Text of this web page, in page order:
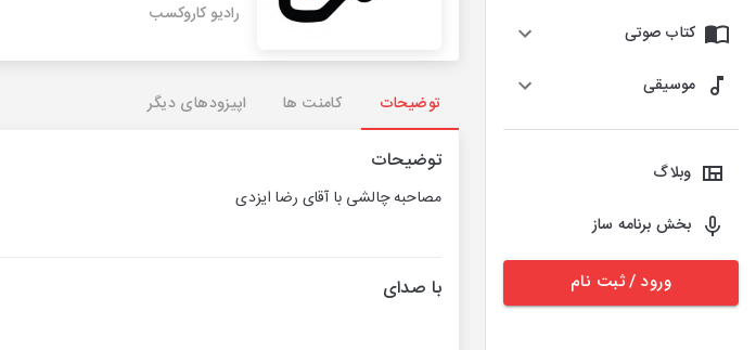
کتاب صوتی
موسیقی
وبلاگ
بخش برنامه ساز
ورود / ثبت نام
رادیو کاروکسب
توضیحات کامنت ها اپیزودهای دیگر
توضیحات
مصاحبه چالشی با آقای رضا ایزدی
با صدای